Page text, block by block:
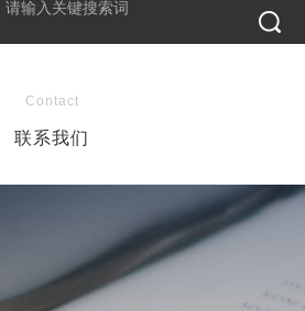
Contact
联系我们